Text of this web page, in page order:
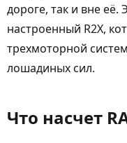
дороге, так и вне её.
настроенный R2X,
трехмоторной
лошадиных сил.
Что насчет